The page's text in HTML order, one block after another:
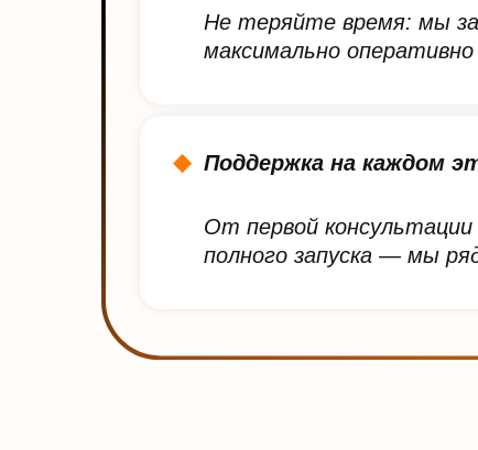
От первой консультации
полного запуска — мы
Поддержка на каждом
Не теряйте время: мы
максимально оперативно